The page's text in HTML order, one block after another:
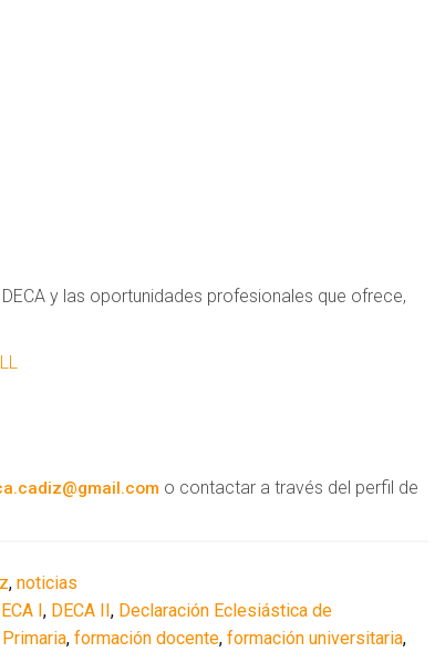
y las oportunidades profesionales que ofrece,
o contactar a través del perfil de
, noticias
I, DECA II, Declaración Eclesiástica de
, formación docente, formación universitaria,